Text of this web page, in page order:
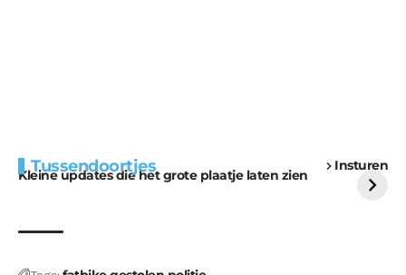
Tussendoortjes Insturen
Kleine updates die het grote plaatje laten zien
voor kabouters
uitdaging